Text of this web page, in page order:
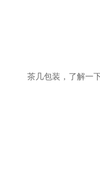
茶几包装，了解一